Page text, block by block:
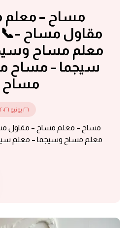
مساح – معلم
معلم مساح
سيجما – مساح
مساح
٢٦ يونيو ٢٠٢٦
معلم مساح وسيجما – معلم